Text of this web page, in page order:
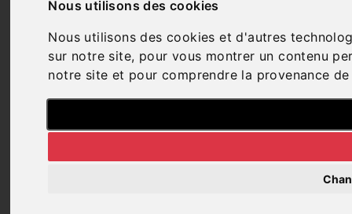
Nous utilisons des cookies
Nous utilisons des cookies et d'autres
sur notre site, pour vous montrer un contenu
notre site et pour comprendre la provenance